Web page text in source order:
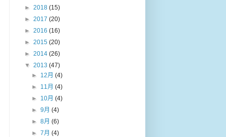
► 2018 (15)
► 2017 (20)
► 2016 (16)
► 2015 (20)
► 2014 (26)
▼ 2013 (47)
► 12月(4)
► 11月(4)
► 10月(4)
►9月(4)
►8月(6)
►7月(4)